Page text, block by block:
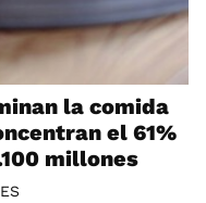
la comida
el 61%
millones